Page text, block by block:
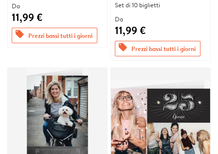
Da
11,99 €
offers Prezzi bassi tutti i giorni
Set di 10 biglietti
Da
11,99 €
offers Prezzi bassi tutti i giorni